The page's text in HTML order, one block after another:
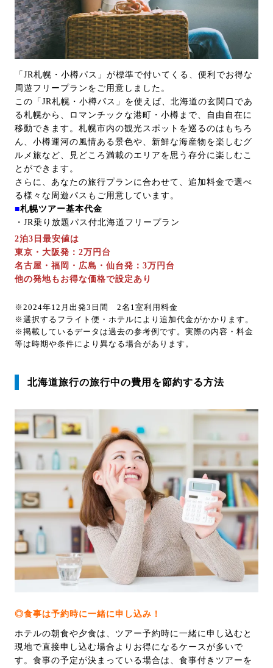
「JR札幌・小樽パス」が標準で付いてくる、便利でお得な
周遊フリープランをご用意しました。
この「JR札幌・小樽パス」を使えば、北海道の玄関口であ
る札幌から、ロマンチックな港町・小樽まで、自由自在に
移動できます。札幌市内の観光スポットを巡るのはもちろ
ん、小樽運河の風情ある景色や、新鮮な海産物を楽しむグ
ルメ旅など、見どころ満載のエリアを思う存分に楽しむこ
とができます。
さらに、あなたの旅行プランに合わせて、追加料金で選べ
る様々な周遊パスもご用意しています。
■札幌ツアー基本代金
・JR乗り放題パス付北海道フリープラン
2泊3日最安値は
東京・大阪発：2万円台
名古屋・福岡・広島・仙台発：3万円台
他の発地もお得な価格で設定あり
※2024年12月出発3日間 2名1室利用料金
※選択するフライト便・ホテルにより追加代金がかかります。
※掲載しているデータは過去の参考例です。実際の内容・料金
等は時期や条件により異なる場合があります。
北海道旅行の旅行中の費用を節約する方法
◎食事は予約時に一緒に申し込み！
ホテルの朝食や夕食は、ツアー予約時に一緒に申し込むと
現地で直接申し込む場合よりお得になるケースが多いで
す。食事の予定が決まっている場合は、食事付きツアーを